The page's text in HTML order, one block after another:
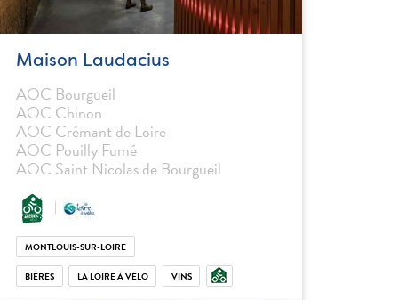
Maison Laudacius
AOC Bourgueil
AOC Chinon
AOC Crémant de Loire
AOC Pouilly Fumé
AOC Saint Nicolas de Bourgueil
MONTLOUIS-SUR-LOIRE
BIÈRES LA LOIRE À VÉLO VINS